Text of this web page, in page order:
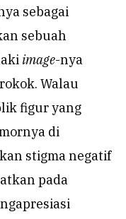
sebagai
sebuah
image-nya
Walau
figur yang
di
stigma negatif
pada